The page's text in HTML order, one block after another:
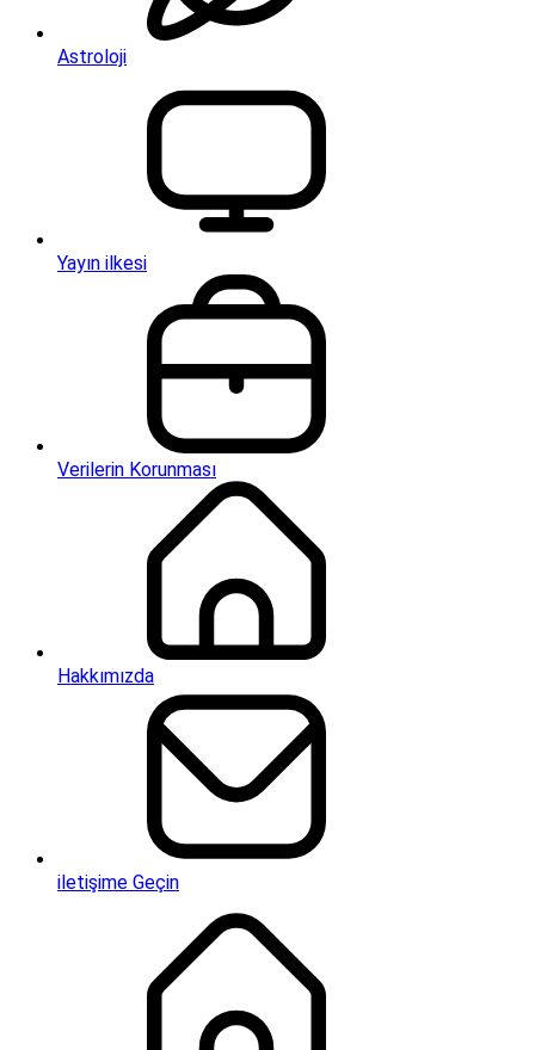
Astroloji
Yayın ilkesi
Verilerin Korunması
Hakkımızda
iletişime Geçin